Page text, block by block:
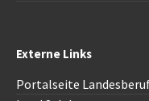
Externe Links
Portalseite